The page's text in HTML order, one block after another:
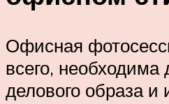
Офисная
всего, необходима
делового образа